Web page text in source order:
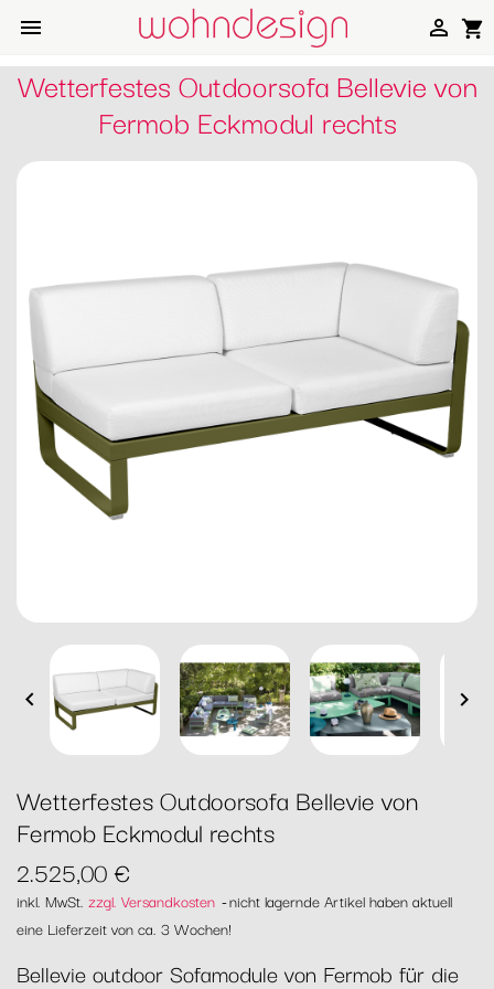
 shopping_cart

Wetterfestes Outdoorsofa Bellevie von
Fermob Eckmodul rechts
 
Wetterfestes Outdoorsofa Bellevie von
Fermob Eckmodul rechts
2.525,00 €
inkl. MwSt. zzgl. Versandkosten nicht lagernde Artikel haben aktuell
eine Lieferzeit von ca. 3 Wochen!
Bellevie outdoor Sofamodule von Fermob für die